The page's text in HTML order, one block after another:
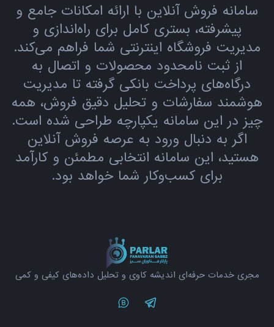
سامانه فروش آنلاین با ارائه امکانات جامع و
پیشرفته، بستری کامل برای راه‌اندازی و
مدیریت فروشگاه اینترنتی شما فراهم می‌کند.
از ثبت نامحدود محصولات و اتصال به
درگاه‌های پرداخت بانکی گرفته تا مدیریت
هوشمند سفارشات و تحلیل دقیق فروش، همه
چیز در این سامانه یکپارچه طراحی شده است.
اگر به دنبال ورود به عرصه فروش آنلاین
هستید، این سامانه انتخابی مطمئن و کارآمد
برای کسب‌وکار شما خواهد بود.
مجری خدمات حرفه‌ای اندیشه کاوی و تحلیل داده‌های کیفی و کمی
Telegram
Twitter